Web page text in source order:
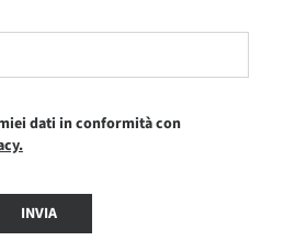
dati in conformità con
INVIA